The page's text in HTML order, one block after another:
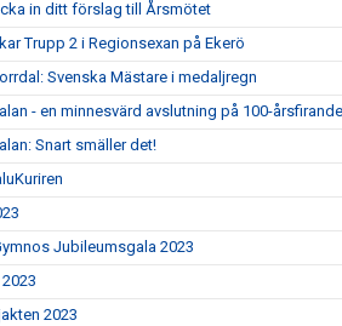
in ditt förslag till Årsmötet
Trupp 2 i Regionsexan på Ekerö
Svenska Mästare i medaljregn
- en minnesvärd avslutning på 100-
Snart smäller det!
Jubileumsgala 2023
2023